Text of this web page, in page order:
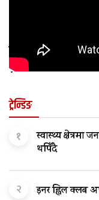
कुन अवस्थामा
?
ट्रेन्डिङ
१
स्वास्थ्य क्षेत्रमा
थपिँदै
२ इनर ह्विल क्लब